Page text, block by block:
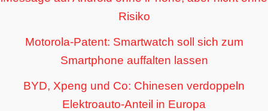
Risiko
Motorola-Patent: Smartwatch soll sich zum
Smartphone auffalten lassen
BYD, Xpeng und Co: Chinesen verdoppeln
Elektroauto-Anteil in Europa